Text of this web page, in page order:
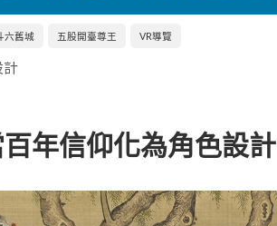
六舊城 五股開臺尊王 VR導覽
計
年信仰化為角色設計